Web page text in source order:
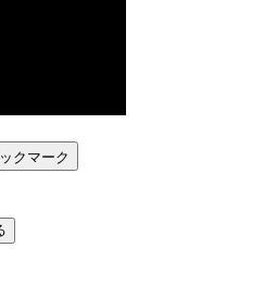
クマーク